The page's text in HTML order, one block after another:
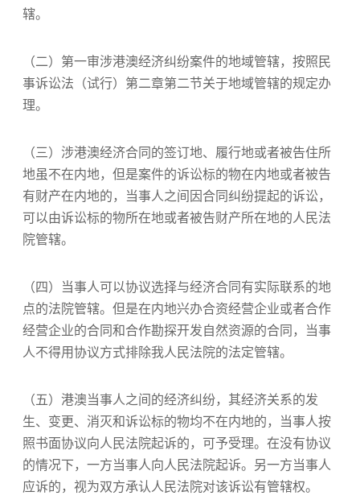
辖。
（二）第一审涉港澳经济纠纷案件的地域管辖，按照民
事诉讼法（试行）第二章第二节关于地域管辖的规定办
理。
（三）涉港澳经济合同的签订地、履行地或者被告住所
地虽不在内地，但是案件的诉讼标的物在内地或者被告
有财产在内地的，当事人之间因合同纠纷提起的诉讼，
可以由诉讼标的物所在地或者被告财产所在地的人民法
院管辖。
（四）当事人可以协议选择与经济合同有实际联系的地
点的法院管辖。但是在内地兴办合资经营企业或者合作
经营企业的合同和合作勘探开发自然资源的合同，当事
人不得用协议方式排除我人民法院的法定管辖。
（五）港澳当事人之间的经济纠纷，其经济关系的发
生、变更、消灭和诉讼标的物均不在内地的，当事人按
照书面协议向人民法院起诉的，可予受理。在没有协议
的情况下，一方当事人向人民法院起诉。另一方当事人
应诉的，视为双方承认人民法院对该诉讼有管辖权。